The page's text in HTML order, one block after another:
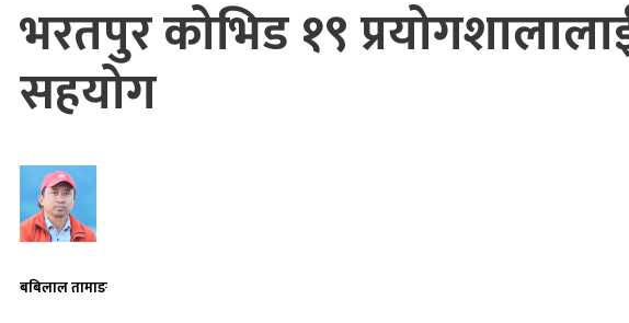
भरतपुर कोभिड १९
सहयोग
बबिलाल तामाङ